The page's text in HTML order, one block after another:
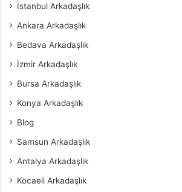
İstanbul Arkadaşlık
Ankara Arkadaşlık
Bedava Arkadaşlık
İzmir Arkadaşlık
Bursa Arkadaşlık
Konya Arkadaşlık
Blog
Samsun Arkadaşlık
Antalya Arkadaşlık
Kocaeli Arkadaşlık